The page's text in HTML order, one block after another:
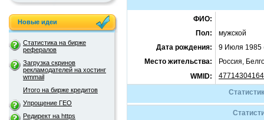
Новые идеи
Статистика на бирже
рефералов
Загрузка скринов
рекламодателей на хостинг
wmmail
Итого на бирже кредитов
Упрощение ГЕО
Редирект на https
ФИО:
Пол:
мужской
Дата рождения:
9 Июля 1985
Место жительства:
Россия,
WMID: